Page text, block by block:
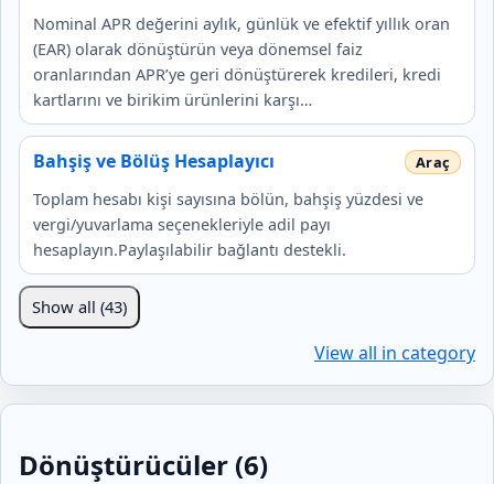
Nominal APR değerini aylık, günlük ve efektif yıllık oran
(EAR) olarak dönüştürün veya dönemsel faiz
oranlarından APR’ye geri dönüştürerek kredileri, kredi
kartlarını ve birikim ürünlerini karşı…
Bahşiş ve Bölüş Hesaplayıcı
Toplam hesabı kişi sayısına bölün, bahşiş yüzdesi ve
vergi/yuvarlama seçenekleriyle adil payı
hesaplayın.Paylaşılabilir bağlantı destekli.
Show all (43)
View all in category
Dönüştürücüler (6)